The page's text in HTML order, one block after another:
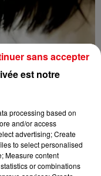
contrôle
est notre
processing based on
and/or access
advertising; Create
to select personalised
Measure content
or combinations
sans accepter